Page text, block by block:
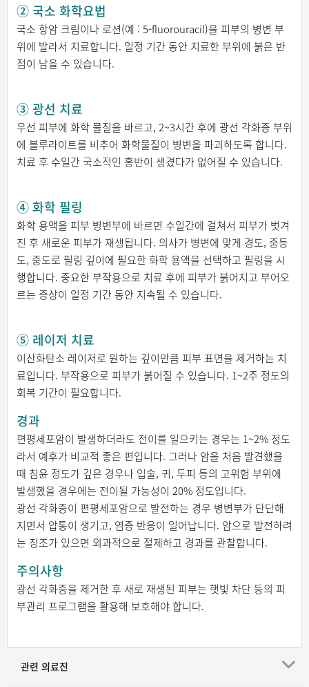
② 국소 화학요법
국소 항암 크림이나 로션(예 : 5-fluorouracil)을 피부의 병변 부
위에 발라서 치료합니다. 일정 기간 동안 치료한 부위에 붉은 반
점이 남을 수 있습니다.
③ 광선 치료
우선 피부에 화학 물질을 바르고, 2~3시간 후에 광선 각화증 부위
에 블루라이트를 비추어 화학물질이 병변을 파괴하도록 합니다.
치료 후 수일간 국소적인 홍반이 생겼다가 없어질 수 있습니다.
④ 화학 필링
화학 용액을 피부 병변부에 바르면 수일간에 걸쳐서 피부가 벗겨
진 후 새로운 피부가 재생됩니다. 의사가 병변에 맞게 경도, 중등
도, 중도로 필링 깊이에 필요한 화학 용액을 선택하고 필링을 시
행합니다. 중요한 부작용으로 치료 후에 피부가 붉어지고 부어오
르는 증상이 일정 기간 동안 지속될 수 있습니다.
⑤ 레이저 치료
이산화탄소 레이저로 원하는 깊이만큼 피부 표면을 제거하는 치
료입니다. 부작용으로 피부가 붉어질 수 있습니다. 1~2주 정도의
회복 기간이 필요합니다.
경과
편평세포암이 발생하더라도 전이를 일으키는 경우는 1~2% 정도
라서 예후가 비교적 좋은 편입니다. 그러나 암을 처음 발견했을
때 침윤 정도가 깊은 경우나 입술, 귀, 두피 등의 고위험 부위에
발생했을 경우에는 전이될 가능성이 20% 정도입니다.
광선 각화증이 편평세포암으로 발전하는 경우 병변부가 단단해
지면서 압통이 생기고, 염증 반응이 일어납니다. 암으로 발전하려
는 징조가 있으면 외과적으로 절제하고 경과를 관찰합니다.
주의사항
광선 각화증을 제거한 후 새로 재생된 피부는 햇빛 차단 등의 피
부관리 프로그램을 활용해 보호해야 합니다.
관련 의료진